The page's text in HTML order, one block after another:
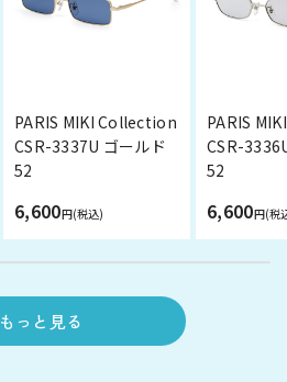
PARIS MIKI Collection
CSR-3337U ゴールド
52
6,600円(税込)
PARIS
CSR-
52
6,600円(税
もっと見る